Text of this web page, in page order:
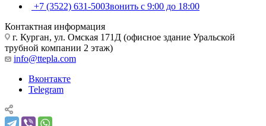
+7 (3522) 631-500Звонить с 9:00 до 18:00
Контактная информация
г. Курган, ул. Омская 171Д (офисное здание Уральской
трубной компании 2 этаж)
info@ttepla.com
Вконтакте
Telegram